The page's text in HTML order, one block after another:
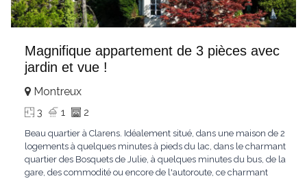
Magnifique appartement de 3 pièces avec
jardin et vue !
Montreux
3 1 2
Beau quartier à Clarens. Idéalement situé, dans une maison de 2
logements à quelques minutes à pieds du lac, dans le charmant
quartier des Bosquets de Julie, à quelques minutes du bus, de la
gare, des commodité ou encore de l'autoroute, ce charmant